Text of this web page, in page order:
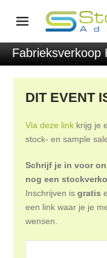
Fabrieksverkoop
DIT EVENT
Via deze link krijg je
stock- en sample
Schrijf je in voor
nog een
Inschrijven isgratis
een link waar je je
wensen.